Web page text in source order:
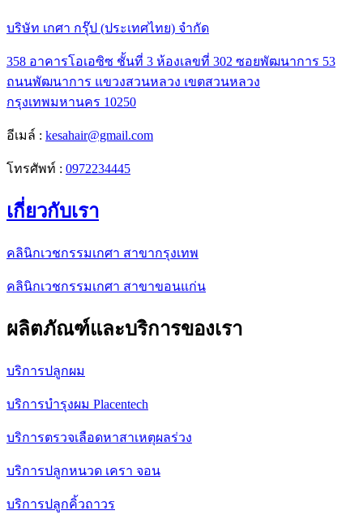
บริษัท เกศา กรุ๊ป (ประเทศไทย) จำกัด
358 อาคารโอเอซิซ ชั้นที่ 3 ห้องเลขที่ 302 ซอยพัฒนาการ 53
ถนนพัฒนาการ แขวงสวนหลวง เขตสวนหลวง
กรุงเทพมหานคร 10250
อีเมล์ : kesahair@gmail.com
โทรศัพท์ : 0972234445
เกี่ยวกับเรา
คลินิกเวชกรรมเกศา สาขากรุงเทพ
คลินิกเวชกรรมเกศา สาขาขอนแก่น
ผลิตภัณฑ์และบริการของเรา
บริการปลูกผม
บริการบำรุงผม Placentech
บริการตรวจเลือดหาสาเหตุผลร่วง
บริการปลูกหนวด เครา จอน
บริการปลูกคิ้วถาวร